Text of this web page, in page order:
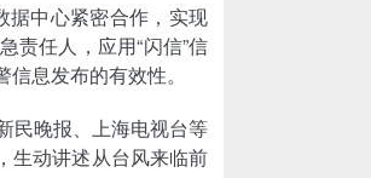
据中心紧密合作，实现
责任人，应用“闪信”信
息发布的有效性。
民晚报、上海电视台等
生动讲述从台风来临前